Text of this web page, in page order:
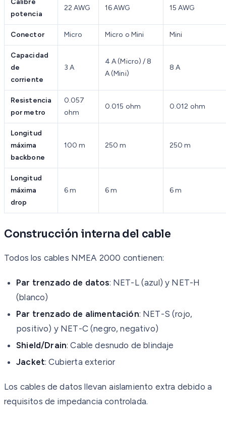
Calibre
potencia
22 AWG 16 AWG 15 AWG
Conector Micro Micro o Mini Mini
Capacidad
de
corriente
3 A
4 A (Micro) / 8
A (Mini)
8 A
Resistencia
por metro
0.057
ohm
0.015 ohm 0.012 ohm
Longitud
máxima
backbone
100 m 250 m 250 m
Longitud
máxima
drop
6 m 6 m 6 m
Construcción interna del cable
Todos los cables NMEA 2000 contienen:
Par trenzado de datos: NET-L (azul) y NET-H
(blanco)
Par trenzado de alimentación: NET-S (rojo,
positivo) y NET-C (negro, negativo)
Shield/Drain: Cable desnudo de blindaje
Jacket: Cubierta exterior
Los cables de datos llevan aislamiento extra debido a
requisitos de impedancia controlada.